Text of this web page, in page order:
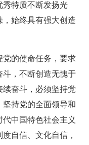
秀特质不断发扬光
始终具有强大创造
党的使命任务，要求
斗，不断创造无愧于
奋斗，必须坚持党
持党的全面领导和
中国特色社会主义
自信、文化自信，